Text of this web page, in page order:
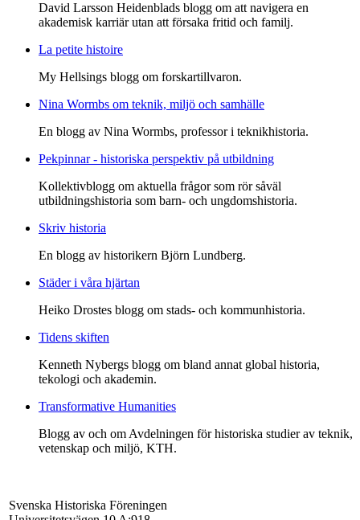
David Larsson Heidenblads blogg om att navigera en
akademisk karriär utan att försaka fritid och familj.
La petite histoire
My Hellsings blogg om forskartillvaron.
Nina Wormbs om teknik, miljö och samhälle
En blogg av Nina Wormbs, professor i teknikhistoria.
Pekpinnar - historiska perspektiv på utbildning
Kollektivblogg om aktuella frågor som rör såväl
utbildningshistoria som barn- och ungdomshistoria.
Skriv historia
En blogg av historikern Björn Lundberg.
Städer i våra hjärtan
Heiko Drostes blogg om stads- och kommunhistoria.
Tidens skiften
Kenneth Nybergs blogg om bland annat global historia,
tekologi och akademin.
Transformative Humanities
Blogg av och om Avdelningen för historiska studier av teknik,
vetenskap och miljö, KTH.
Svenska Historiska Föreningen